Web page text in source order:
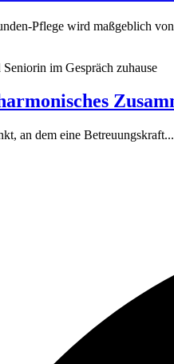
Pflege wird maßgeblich
an dem eine Betreuungskraft...